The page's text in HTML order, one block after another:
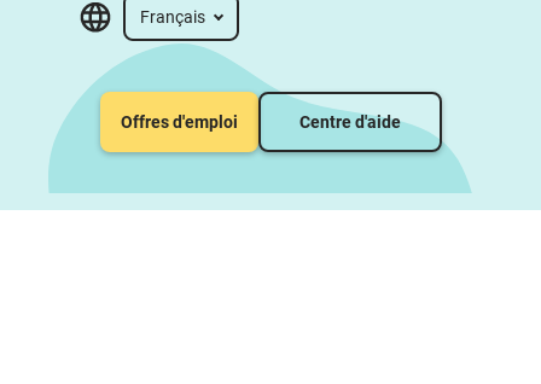
Français
Offres d'emploi Centre d'aide